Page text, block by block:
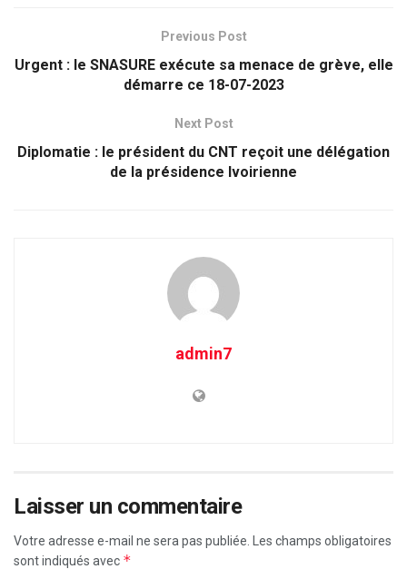
Previous Post
Urgent : le SNASURE exécute sa menace de grève, elle
démarre ce 18-07-2023
Next Post
Diplomatie : le président du CNT reçoit une délégation
de la présidence Ivoirienne
admin7
Laisser un commentaire
Votre adresse e-mail ne sera pas publiée.
Les champs obligatoires
sont indiqués avec *